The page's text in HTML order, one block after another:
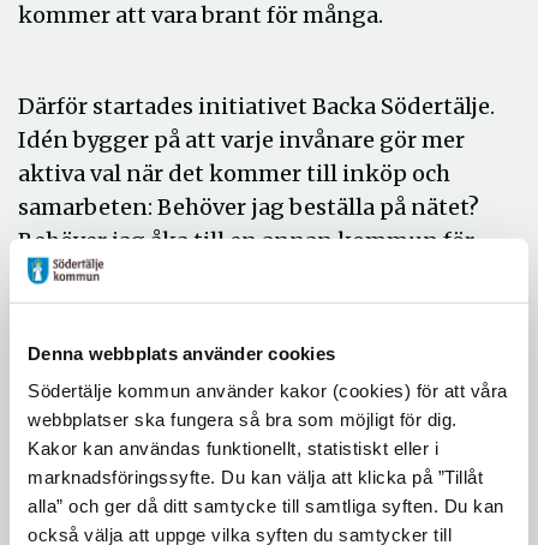
Denna webbplats använder cookies
Södertälje kommun använder kakor (cookies) för att våra
webbplatser ska fungera så bra som möjligt för dig.
Kakor kan användas funktionellt, statistiskt eller i
marknadsföringssyfte. Du kan välja att klicka på ”Tillåt
alla” och ger då ditt samtycke till samtliga syften. Du kan
också välja att uppge vilka syften du samtycker till
kommer att vara brant för många.
Därför startades initiativet Backa Södertälje.
Idén bygger på att varje invånare gör mer
aktiva val när det kommer till inköp och
samarbeten: Behöver jag beställa på nätet?
Behöver jag åka till en annan kommun för
att göra det där inköpet? Ska jag beställa
hem mat? Varför samarbetar jag inte med
ett lokalt företag?
Om vi är fler som tänker till och tänker
lokalt så är vi övertygade om att det
kommer att göra stor skillnad. Vi måste
Backa Södertälje!